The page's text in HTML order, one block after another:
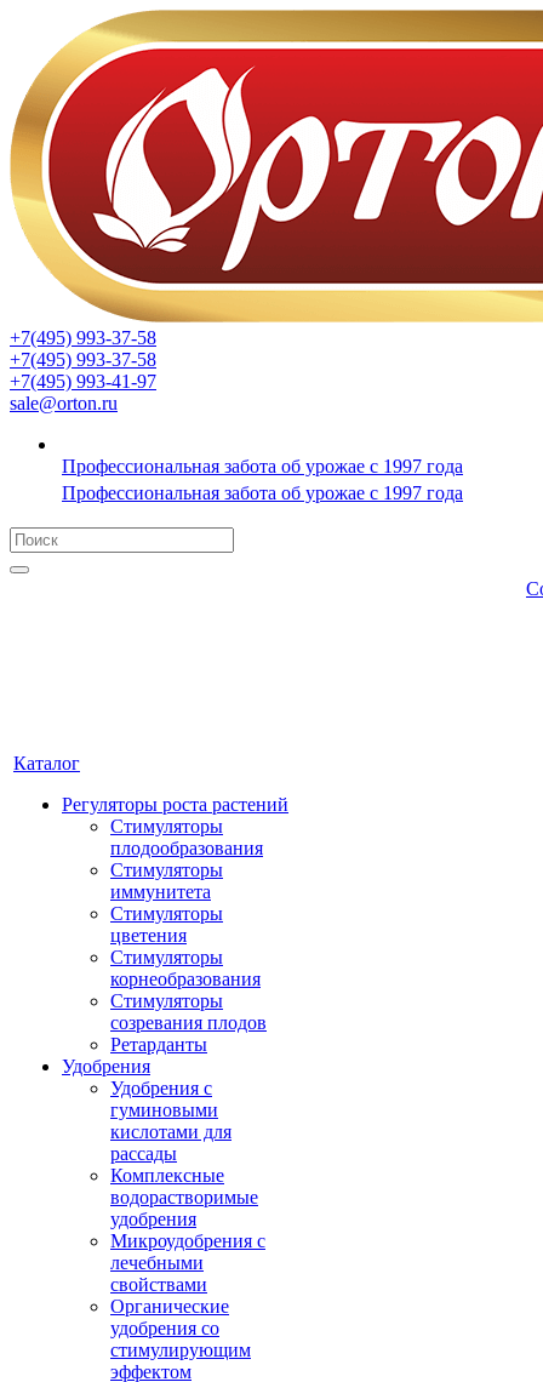
+7(495) 993-37-58
+7(495) 993-37-58
+7(495) 993-41-97
sale@orton.ru
Профессиональная забота об урожае с 1997 года
Профессиональная забота об урожае с 1997 года
Каталог
Регуляторы роста растений
Стимуляторы
плодообразования
Стимуляторы
иммунитета
Стимуляторы
цветения
Стимуляторы
корнеобразования
Стимуляторы
созревания плодов
Ретарданты
Удобрения
Удобрения с
гуминовыми
кислотами для
рассады
Комплексные
водорастворимые
удобрения
Микроудобрения с
лечебными
свойствами
Органические
удобрения со
стимулирующим
эффектом